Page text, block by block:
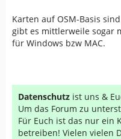
Karten auf OSM-Basis
gibt es mittlerweile sogar
für Windows bzw MAC.
Datenschutz ist uns &
Um das Forum zu
Für Euch ist das nur ein
betreiben! Vielen vielen